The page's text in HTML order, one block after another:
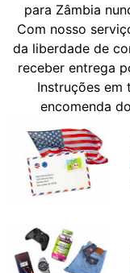
para Zâmbia
Com nosso
da liberdade de
receber entrega
Instruções em
encomenda